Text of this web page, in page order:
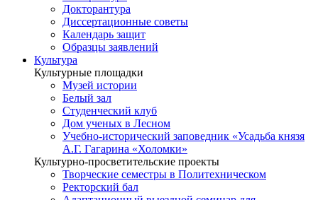
Докторантура
Диссертационные советы
Календарь защит
Образцы заявлений
Культура
Культурные площадки
Музей истории
Белый зал
Студенческий клуб
Дом ученых в Лесном
Учебно-исторический заповедник «Усадьба князя
А.Г. Гагарина «Холомки»
Культурно-просветительские проекты
Творческие семестры в Политехническом
Ректорский бал